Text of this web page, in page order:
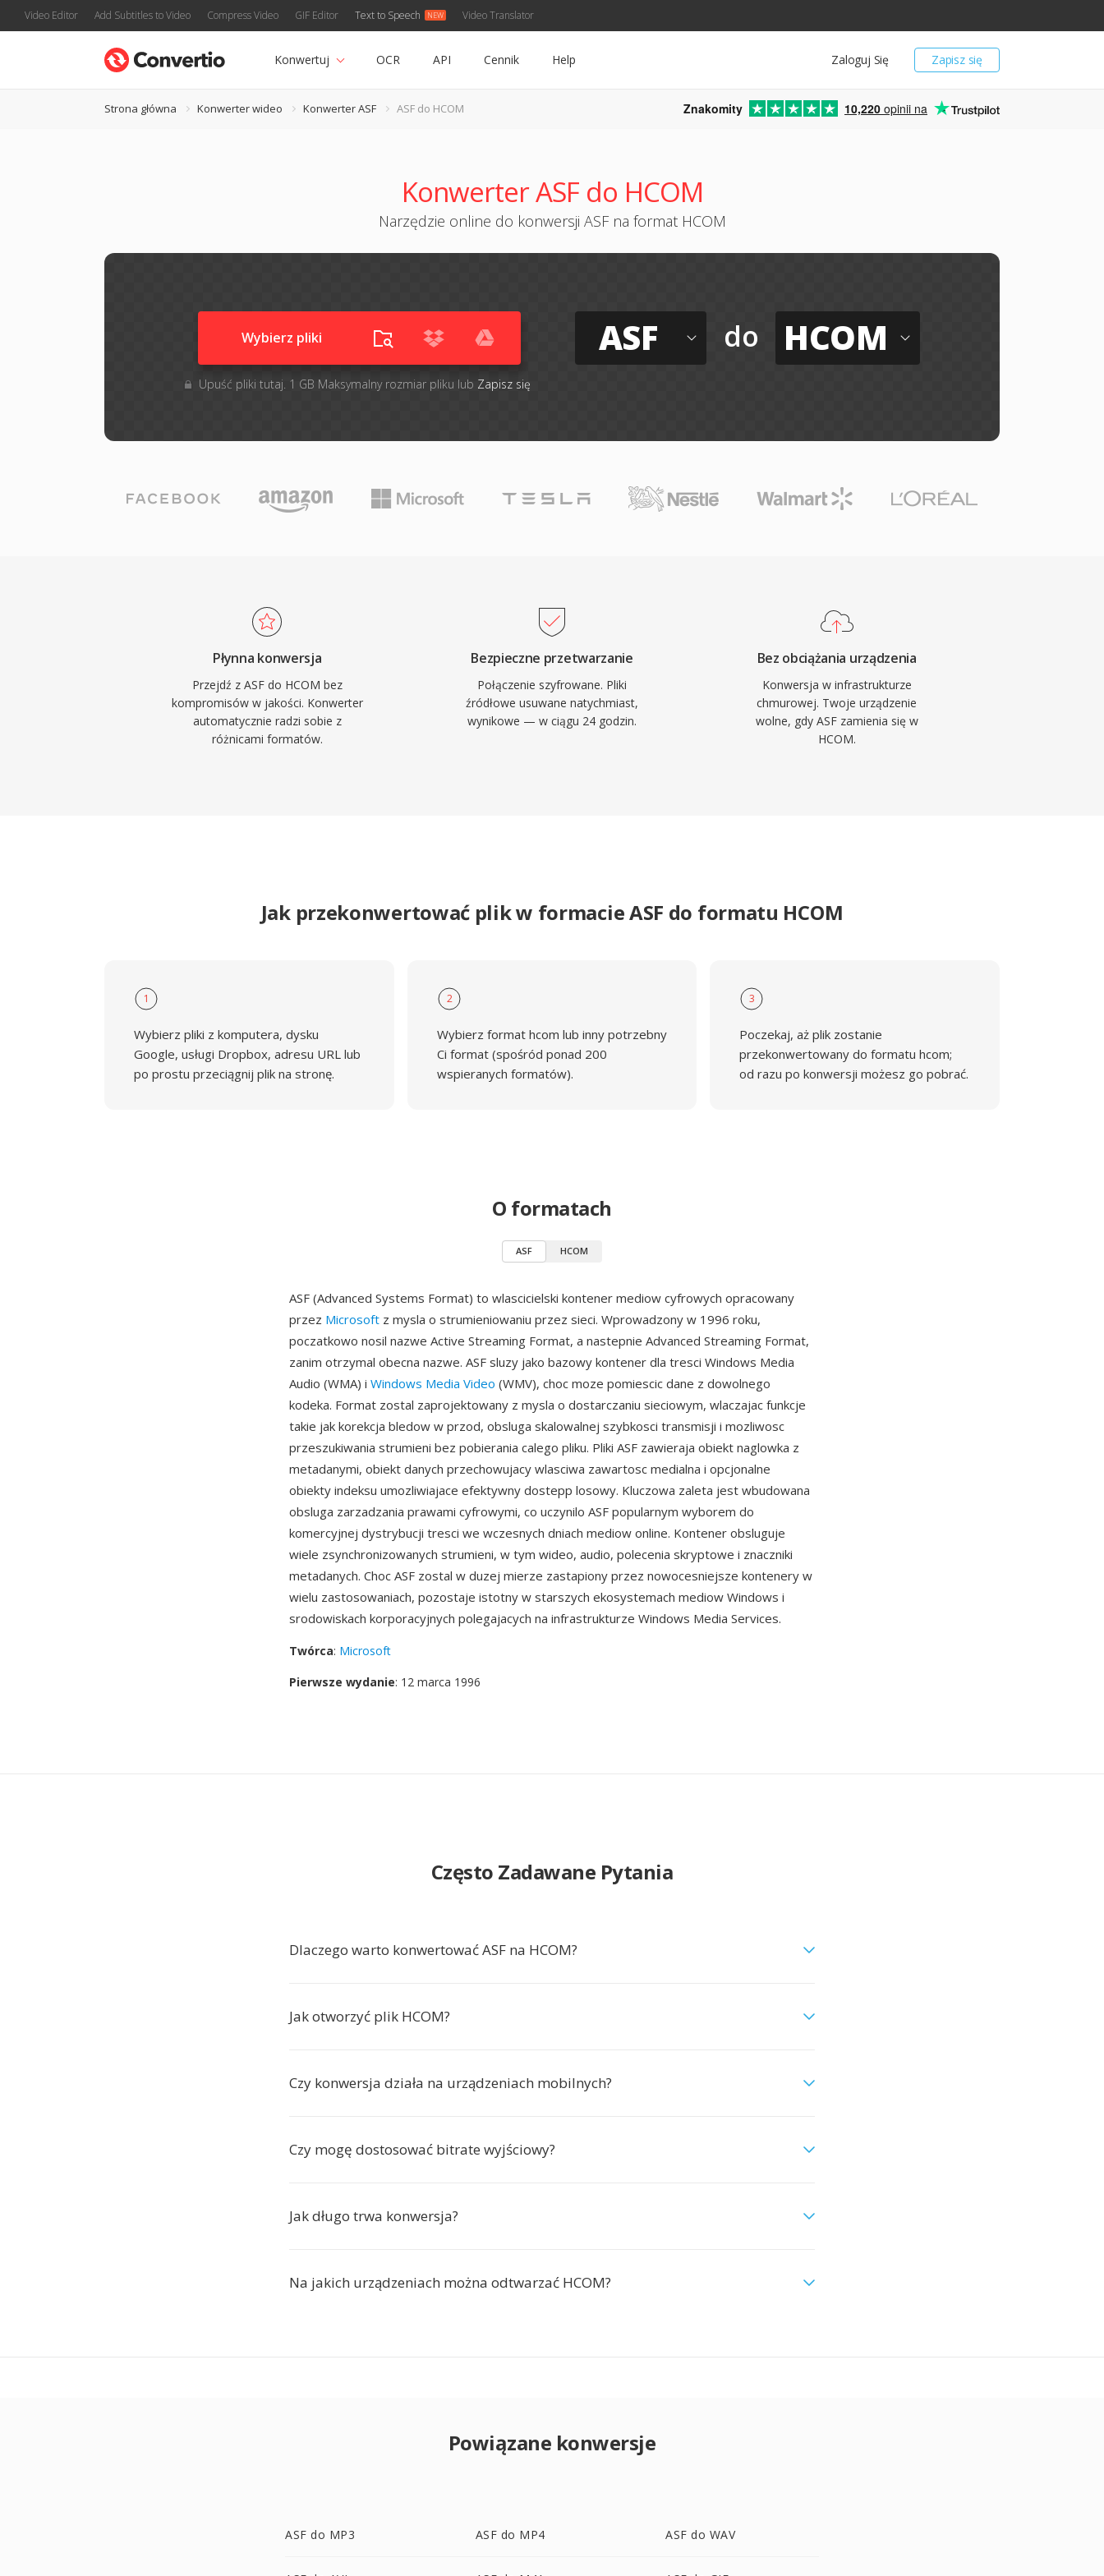
Video Editor Add Subtitles to Video Compress Video GIF Editor Text to Speech Video Translator
Zapisz się
Zaloguj Się
Konwertuj OCR API Cennik Help
Strona główna Konwerter wideo Konwerter ASF ASF do HCOM Znakomity 10,220 opinii na
Konwerter ASF do HCOM
Narzędzie online do konwersji ASF na format HCOM
Wybierz pliki
Upuść pliki tutaj. 1 GB Maksymalny rozmiar pliku lub Zapisz się
ASF do HCOM
Płynna konwersja
Przejdź z ASF do HCOM bez
kompromisów w jakości. Konwerter
automatycznie radzi sobie z
różnicami formatów.
Bezpieczne przetwarzanie
Połączenie szyfrowane. Pliki
źródłowe usuwane natychmiast,
wynikowe — w ciągu 24 godzin.
Bez obciążania urządzenia
Konwersja w infrastrukturze
chmurowej. Twoje urządzenie
wolne, gdy ASF zamienia się w
HCOM.
Jak przekonwertować plik w formacie ASF do formatu HCOM
1
Wybierz pliki z komputera, dysku
Google, usługi Dropbox, adresu URL lub
po prostu przeciągnij plik na stronę.
2
Wybierz format hcom lub inny potrzebny
Ci format (spośród ponad 200
wspieranych formatów).
3
Poczekaj, aż plik zostanie
przekonwertowany do formatu hcom;
od razu po konwersji możesz go pobrać.
O formatach
ASF HCOM
ASF (Advanced Systems Format) to wlascicielski kontener mediow cyfrowych opracowany
przez Microsoft z mysla o strumieniowaniu przez sieci. Wprowadzony w 1996 roku,
poczatkowo nosil nazwe Active Streaming Format, a nastepnie Advanced Streaming Format,
zanim otrzymal obecna nazwe. ASF sluzy jako bazowy kontener dla tresci Windows Media
Audio (WMA) i Windows Media Video (WMV), choc moze pomiescic dane z dowolnego
kodeka. Format zostal zaprojektowany z mysla o dostarczaniu sieciowym, wlaczajac funkcje
takie jak korekcja bledow w przod, obsluga skalowalnej szybkosci transmisji i mozliwosc
przeszukiwania strumieni bez pobierania calego pliku. Pliki ASF zawieraja obiekt naglowka z
metadanymi, obiekt danych przechowujacy wlasciwa zawartosc medialna i opcjonalne
obiekty indeksu umozliwiajace efektywny dostepp losowy. Kluczowa zaleta jest wbudowana
obsluga zarzadzania prawami cyfrowymi, co uczynilo ASF popularnym wyborem do
komercyjnej dystrybucji tresci we wczesnych dniach mediow online. Kontener obsluguje
wiele zsynchronizowanych strumieni, w tym wideo, audio, polecenia skryptowe i znaczniki
metadanych. Choc ASF zostal w duzej mierze zastapiony przez nowocesniejsze kontenery w
wielu zastosowaniach, pozostaje istotny w starszych ekosystemach mediow Windows i
srodowiskach korporacyjnych polegajacych na infrastrukturze Windows Media Services.
Twórca: Microsoft
Pierwsze wydanie: 12 marca 1996
Często Zadawane Pytania
Dlaczego warto konwertować ASF na HCOM?
Jak otworzyć plik HCOM?
Czy konwersja działa na urządzeniach mobilnych?
Czy mogę dostosować bitrate wyjściowy?
Jak długo trwa konwersja?
Na jakich urządzeniach można odtwarzać HCOM?
Powiązane konwersje
ASF do MP3 ASF do MP4 ASF do WAV